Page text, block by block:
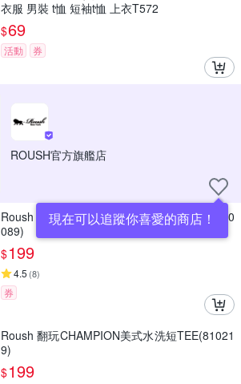
衣服 男裝 t恤 短袖t恤 上衣T572
$69
活動 券
ROUSH官方旗艦店
現在可以追蹤你喜愛的商店！
Roush new balloon NR小logo美式短TEE(2310
089)
$199
4.5 (8)
券
Roush 翻玩CHAMPION美式水洗短TEE(81021
9)
$199